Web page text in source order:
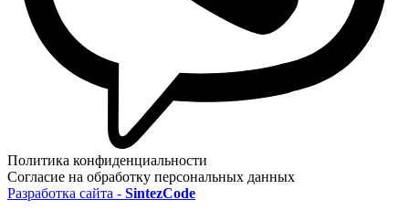
Политика конфиденциальности
Согласие на обработку персональных данных
Разработка сайта - SintezCode